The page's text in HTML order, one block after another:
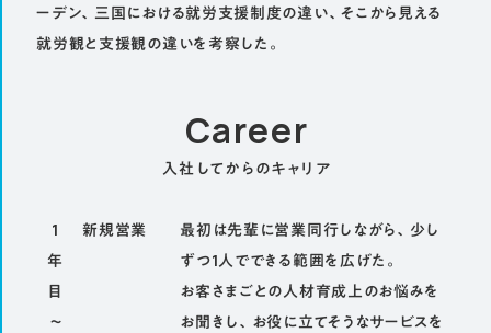
ーデン、三国における就労支援制度の違い、そこから見える
就労観と支援観の違いを考察した。
Career
入社してからのキャリア
1
年
目
～
新規営業
最初は先輩に営業同行しながら、少し
ずつ1人でできる範囲を広げた。
お客さまごとの人材育成上のお悩みを
お聞きし、お役に立てそうなサービスを